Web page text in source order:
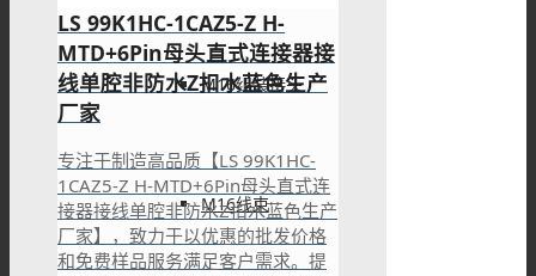
M16组装接头
M16线束
LS 99K1HC-1CAZ5-Z H-
MTD+6Pin母头直式连接器接
线单腔非防水Z扣水蓝色生产
厂家
专注于制造高品质【LS 99K1HC-
1CAZ5-Z H-MTD+6Pin母头直式连
接器接线单腔非防水Z扣水蓝色生产
厂家】，致力于以优惠的批发价格
和免费样品服务满足客户需求。提